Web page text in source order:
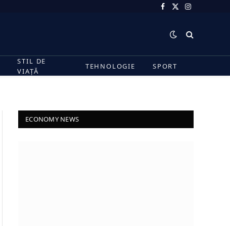
Facebook
X
Instagram
STIL DE
VIAȚĂ
TEHNOLOGIE SPORT
ECONOMY NEWS